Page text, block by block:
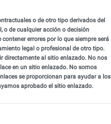
o de otro tipo derivados del
o de cualquier acción o decisión
errores por lo que siempre será
legal o profesional de otro tipo.
directamente al sitio enlazado. No nos
en un sitio enlazado. No somos
se proporcionan para ayudar a los
aprobado el sitio enlazado.